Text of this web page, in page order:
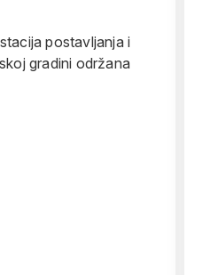
postavljanja i
gradini održana